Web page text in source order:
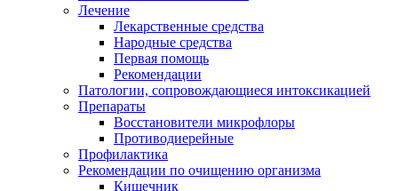
Лечение
Лекарственные средства
Народные средства
Первая помощь
Рекомендации
Патологии, сопровождающиеся интоксикацией
Препараты
Восстановители микрофлоры
Противодиерейные
Профилактика
Рекомендации по очищению организма
Кишечник